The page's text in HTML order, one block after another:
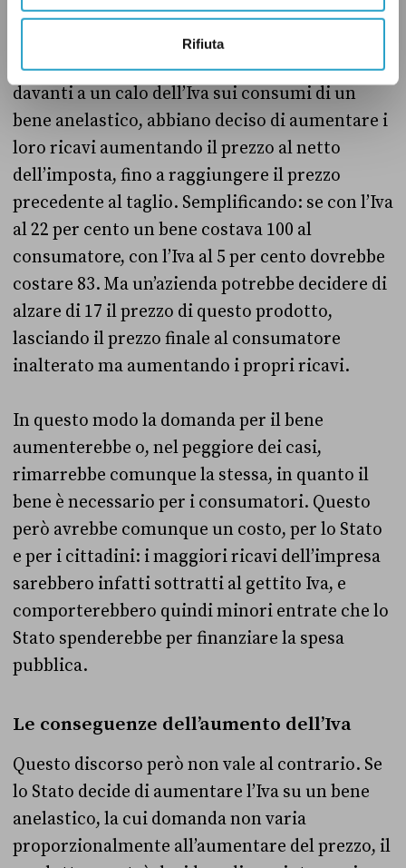
Rifiuta
50 per cento di quella attesa.
Una possibile spiegazione è che le imprese,
davanti a un calo dell’Iva sui consumi di un
bene anelastico, abbiano deciso di aumentare i
loro ricavi aumentando il prezzo al netto
dell’imposta, fino a raggiungere il prezzo
precedente al taglio. Semplificando: se con l’Iva
al 22 per cento un bene costava 100 al
consumatore, con l’Iva al 5 per cento dovrebbe
costare 83. Ma un’azienda potrebbe decidere di
alzare di 17 il prezzo di questo prodotto,
lasciando il prezzo finale al consumatore
inalterato ma aumentando i propri ricavi.
In questo modo la domanda per il bene
aumenterebbe o, nel peggiore dei casi,
rimarrebbe comunque la stessa, in quanto il
bene è necessario per i consumatori. Questo
però avrebbe comunque un costo, per lo Stato
e per i cittadini: i maggiori ricavi dell’impresa
sarebbero infatti sottratti al gettito Iva, e
comporterebbero quindi minori entrate che lo
Stato spenderebbe per finanziare la spesa
pubblica.
Le conseguenze dell’aumento dell’Iva
Questo discorso però non vale al contrario. Se
lo Stato decide di aumentare l’Iva su un bene
anelastico, la cui domanda non varia
proporzionalmente all’aumentare del prezzo, il